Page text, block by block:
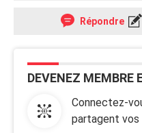
Répondre
DEVENEZ MEMBRE
Connectez-
partagent